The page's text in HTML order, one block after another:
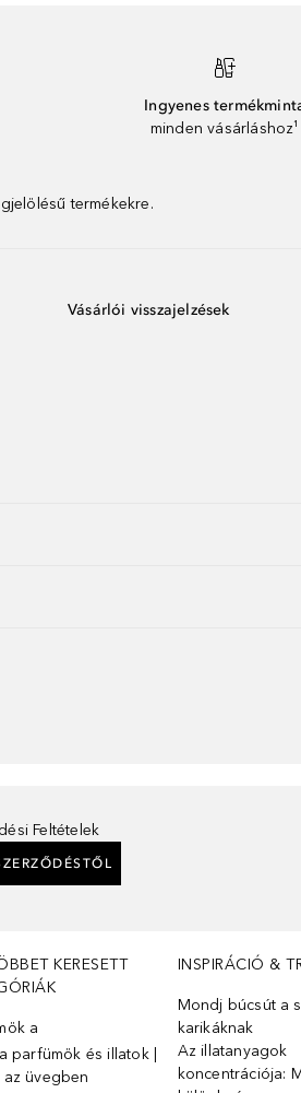
Ingyenes
minden vásárláshoz¹
termékekre.
Vásárlói visszajelzések
Feltételek
KERESETT
️a
parfümök és illatok |
az üvegben
INSPIRÁCIÓ &
Mondj búcsút a
karikáknak
Az illatanyagok
koncentrációja: